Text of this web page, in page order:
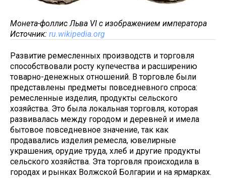
Монета-фоллис Льва VI с изображением императора
Источник: ru.wikipedia.org
Развитие ремесленных производств и торговля
способствовали росту купечества и расширению
товарно-денежных отношений. В торговле были
представлены предметы повседневного спроса:
ремесленные изделия, продукты сельского
хозяйства. Это была локальная торговля, которая
развивалась между городом и деревней и имела
бытовое повседневное значение, так как
продавались изделия ремесла, ювелирные
украшения, орудие труда, хлеб и другие продукты
сельского хозяйства. Эта торговля происходила в
городах и рынках Волжской Болгарии и на ярмарках.